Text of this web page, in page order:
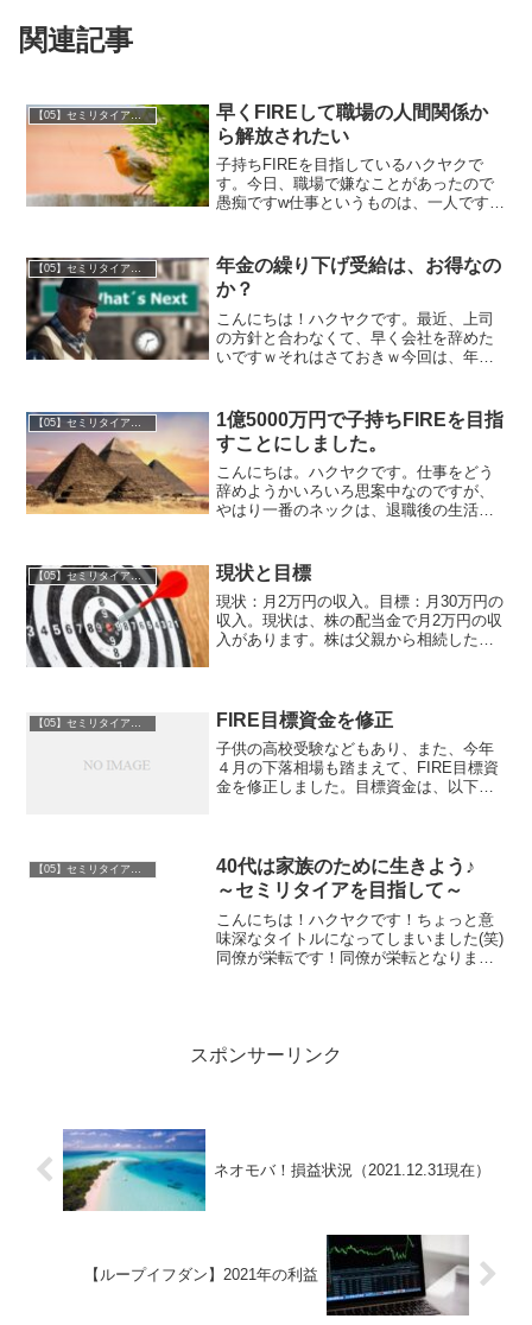
関連記事
【05】セミリタイア・ＦＩＲＥ
早くFIREして職場の人間関係か
ら解放されたい
子持ちFIREを目指しているハクヤクで
す。今日、職場で嫌なことがあったので
愚痴ですw仕事というものは、一人でする
が、良い成果を生むものだと思っていま
す。今日、ある部署の...
【05】セミリタイア・ＦＩＲＥ
年金の繰り下げ受給は、お得なの
か？
こんにちは！ハクヤクです。最近、上司
の方針と合わなくて、早く会社を辞めた
いですｗそれはさておきｗ今回は、年金
り下げ受給」とは、年金の受給開始年齢
を後ろ倒しすることです。通...
1億5000万円で子持ちFIREを目指
すことにしました。
こんにちは。ハクヤクです。仕事をどう
辞めようかいろいろ思案中なのですが、
やはり一番のネックは、退職後の生活費
が、子供が3人いるとなると、難しいとい
うか不可能とすら思えてきま...
【05】セミリタイア・ＦＩＲＥ 現状と目標
現状：月2万円の収入。目標：月30万円の
収入。現状は、株の配当金で月2万円の収
入があります。株は父親から相続したも
当初は年...
FIRE目標資金を修正
子供の高校受験などもあり、また、今年
４月の下落相場も踏まえて、FIRE目標資
金を修正しました。目標資金は、以下の
５００万円は早期退職...
【05】セミリタイア・ＦＩＲＥ
40代は家族のために生きよう♪
～セミリタイアを目指して～
こんにちは！ハクヤクです！ちょっと意
味深なタイトルになってしまいました(笑)
同僚が栄転です！同僚が栄転となりまし
スポンサーリンク
ネオモバ！損益状況（2021.12.31現在）
【ループイフダン】2021年の利益